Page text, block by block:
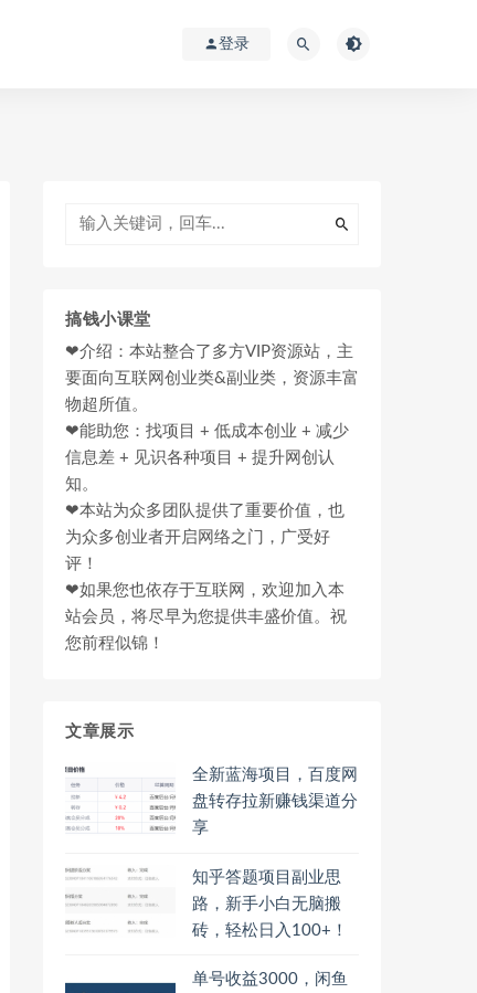
登录
搞钱小课堂
❤介绍：本站整合了多方VIP资源站，主
要面向互联网创业类&副业类，资源丰富
物超所值。
❤能助您：找项目 + 低成本创业 + 减少
信息差 + 见识各种项目 + 提升网创认
知。
❤本站为众多团队提供了重要价值，也
为众多创业者开启网络之门，广受好
评！
❤如果您也依存于互联网，欢迎加入本
站会员，将尽早为您提供丰盛价值。祝
您前程似锦！
文章展示
全新蓝海项目，百度网
盘转存拉新赚钱渠道分
享
知乎答题项目副业思
路，新手小白无脑搬
砖，轻松日入100+！
单号收益3000，闲鱼